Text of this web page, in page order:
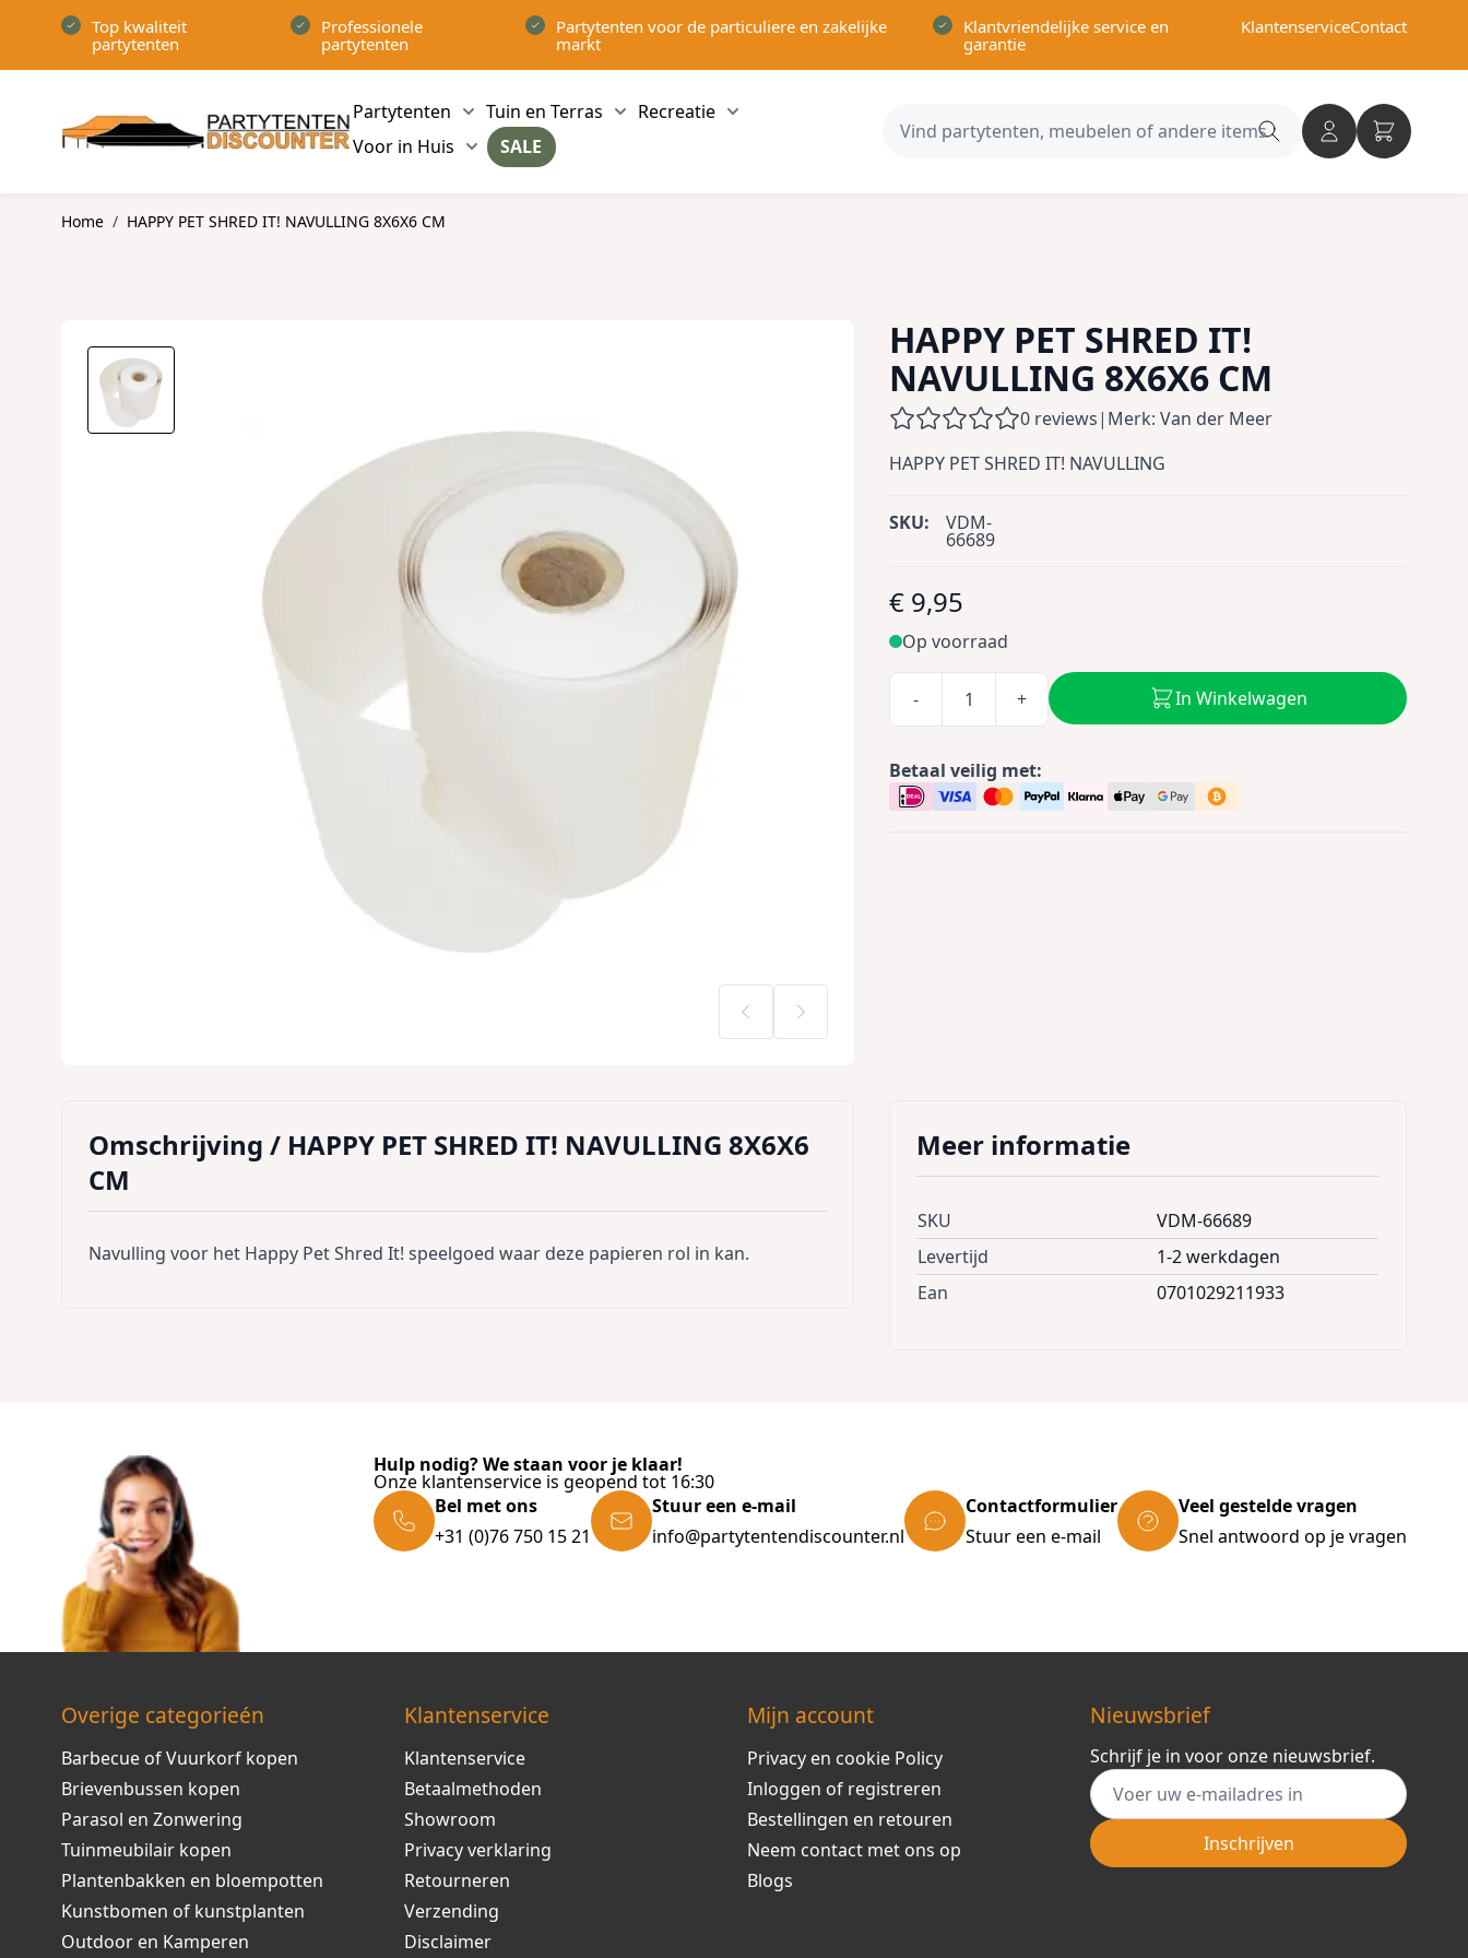
Top kwaliteit
partytenten
Professionele
partytenten
Partytenten voor de particuliere en zakelijke
markt
Klantvriendelijke service en
garantie
KlantenserviceContact
Partytenten
Show submenu for Partytenten category
Tuin en Terras
Show submenu for Tuin en Terras category
Recreatie
Show submenu for Recreatie category
Voor in Huis
Show submenu for Voor in Huis category
SALE
Search
Home / HAPPY PET SHRED IT! NAVULLING 8X6X6 CM
HAPPY PET SHRED IT!
NAVULLING 8X6X6 CM
0 reviews| Merk: Van der Meer
HAPPY PET SHRED IT! NAVULLING
SKU: VDM-
66689
€ 9,95
Op voorraad
- + In Winkelwagen
Betaal veilig met:
Omschrijving / HAPPY PET SHRED IT! NAVULLING 8X6X6
CM
Navulling voor het Happy Pet Shred It! speelgoed waar deze papieren rol in kan.
Meer informatie
SKU
VDM-66689
Levertijd
1-2 werkdagen
Ean
0701029211933
Hulp nodig? We staan voor je klaar!
Onze klantenservice is geopend tot 16:30
Bel met ons
+31 (0)76 750 15 21
Stuur een e-mail
info@partytentendiscounter.nl
Contactformulier
Stuur een e-mail
Veel gestelde vragen
Snel antwoord op je vragen
Overige categorieén
Barbecue of Vuurkorf kopen
Brievenbussen kopen
Parasol en Zonwering
Tuinmeubilair kopen
Plantenbakken en bloempotten
Kunstbomen of kunstplanten
Outdoor en Kamperen
Klantenservice
Klantenservice
Betaalmethoden
Showroom
Privacy verklaring
Retourneren
Verzending
Disclaimer
Mijn account
Privacy en cookie Policy
Inloggen of registreren
Bestellingen en retouren
Neem contact met ons op
Blogs
Nieuwsbrief
Schrijf je in voor onze nieuwsbrief.
E-mail adres
Inschrijven